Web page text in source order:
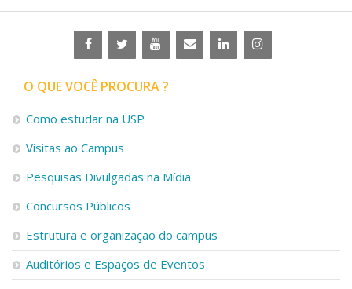
O QUE VOCÊ PROCURA ?
Como estudar na USP
Visitas ao Campus
Pesquisas Divulgadas na Mídia
Concursos Públicos
Estrutura e organização do campus
Auditórios e Espaços de Eventos